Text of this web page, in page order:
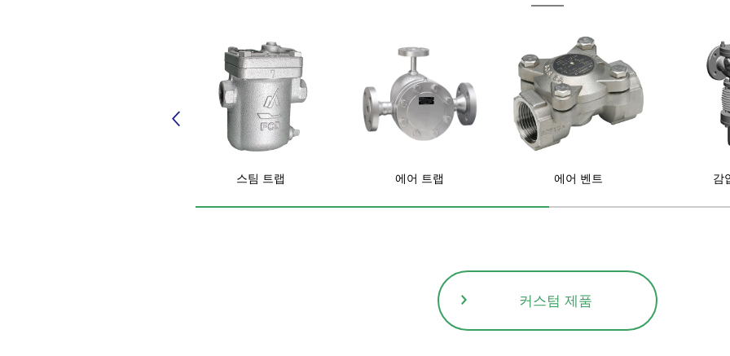
스팀 트랩 에어 트랩 에어 벤트 감
커스텀 제품